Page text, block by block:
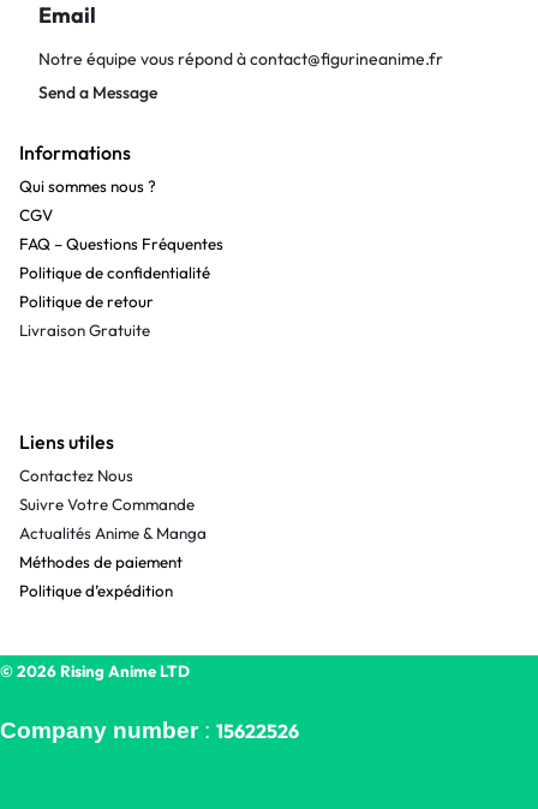
Email
Notre équipe vous répond àcontact@figurineanime.fr
Send a Message
Informations
Qui sommes nous ?
CGV
FAQ – Questions Fréquentes
Politique de confidentialité
Politique de retour
Livraison Gratuite
Liens utiles
Contactez Nous
Suivre Votre Commande
Actualités Anime & Manga
Méthodes de paiement
Politique d’expédition
© 2026 Rising Anime LTD
Company number: 15622526